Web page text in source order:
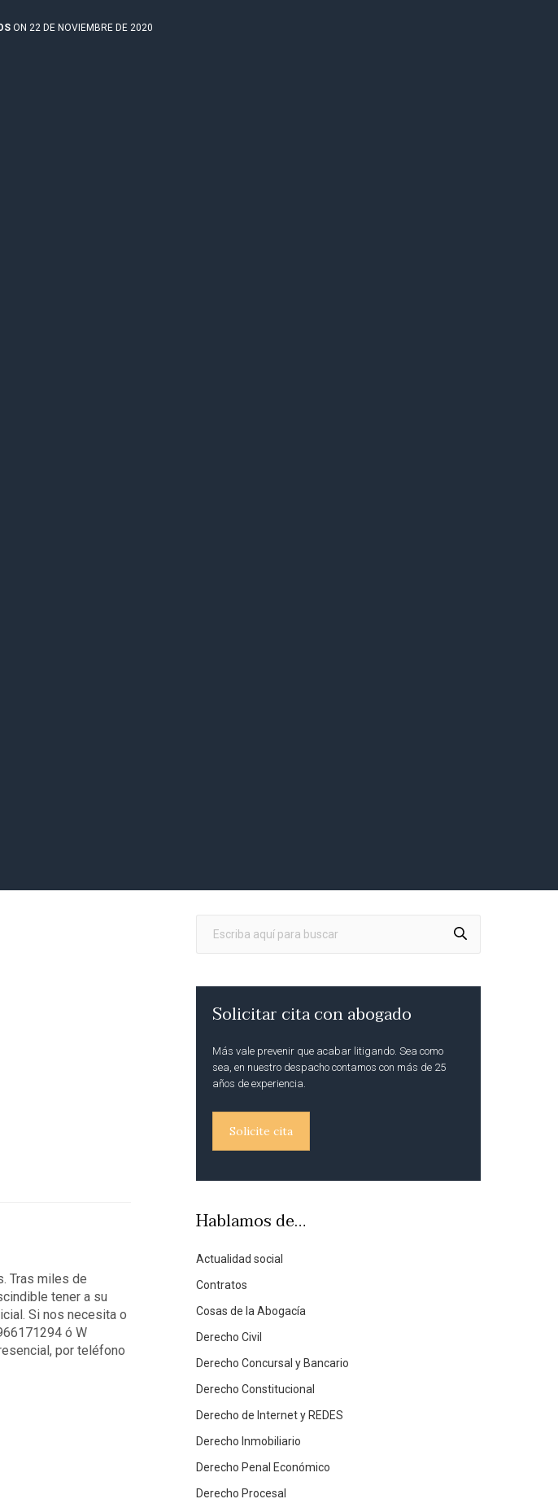
ON 22 DE NOVIEMBRE DE 2020
Tras miles de
tener a su
Si nos necesita o
ó W
por teléfono
Solicitar cita con abogado
Más vale prevenir que acabar litigando. Sea como
sea, en nuestro despacho contamos con más de 25
años de experiencia.
Solicite cita
Hablamos de…
Actualidad social
Contratos
Cosas de la Abogacía
Derecho Civil
Derecho Concursal y Bancario
Derecho Constitucional
Derecho de Internet y REDES
Derecho Inmobiliario
Derecho Penal Económico
Derecho Procesal